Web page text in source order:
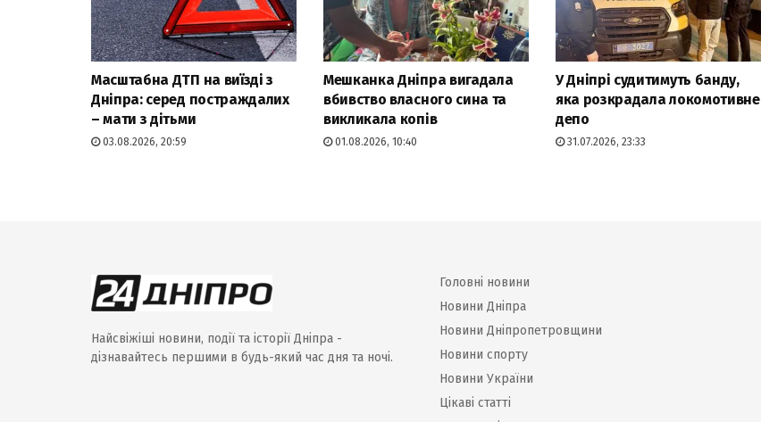
Масштабна ДТП на виїзді з
Дніпра: серед постраждалих
– мати з дітьми
03.08.2026, 20:59
Мешканка Дніпра вигадала
вбивство власного сина та
викликала копів
01.08.2026, 10:40
У Дніпрі судитимуть банду,
яка розкрадала локомотивне
депо
31.07.2026, 23:33
Найсвіжіші новини, події та історії Дніпра -
дізнавайтесь першими в будь-який час дня та ночі.
Головні новини
Новини Дніпра
Новини Дніпропетровщини
Новини спорту
Новини України
Цікаві статті